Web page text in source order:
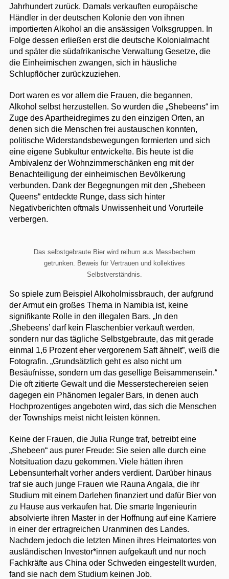
Jahrhundert zurück. Damals verkauften europäische
Händler in der deutschen Kolonie den von ihnen
importierten Alkohol an die ansässigen Volksgruppen. In
Folge dessen erließen erst die deutsche Kolonialmacht
und später die südafrikanische Verwaltung Gesetze, die
die Einheimischen zwangen, sich in häusliche
Schlupflöcher zurückzuziehen.
Dort waren es vor allem die Frauen, die begannen,
Alkohol selbst herzustellen. So wurden die „Shebeens“ im
Zuge des Apartheidregimes zu den einzigen Orten, an
denen sich die Menschen frei austauschen konnten,
politische Widerstandsbewegungen formierten und sich
eine eigene Subkultur entwickelte. Bis heute ist die
Ambivalenz der Wohnzimmerschänken eng mit der
Benachteiligung der einheimischen Bevölkerung
verbunden. Dank der Begegnungen mit den „Shebeen
Queens“ entdeckte Runge, dass sich hinter
Negativberichten oftmals Unwissenheit und Vorurteile
verbergen.
Das selbstgebraute Bier wird reihum aus Messbechern
getrunken. Beweis für Vertrauen und kollektives
Selbstverständnis.
So spiele zum Beispiel Alkoholmissbrauch, der aufgrund
der Armut ein großes Thema in Namibia ist, keine
signifikante Rolle in den illegalen Bars. „In den
‚Shebeens’ darf kein Flaschenbier verkauft werden,
sondern nur das tägliche Selbstgebraute, das mit gerade
einmal 1,6 Prozent eher vergorenem Saft ähnelt”, weiß die
Fotografin. „Grundsätzlich geht es also nicht um
Besäufnisse, sondern um das gesellige Beisammensein.“
Die oft zitierte Gewalt und die Messerstechereien seien
dagegen ein Phänomen legaler Bars, in denen auch
Hochprozentiges angeboten wird, das sich die Menschen
der Townships meist nicht leisten können.
Keine der Frauen, die Julia Runge traf, betreibt eine
„Shebeen“ aus purer Freude: Sie seien alle durch eine
Notsituation dazu gekommen. Viele hätten ihren
Lebensunterhalt vorher anders verdient. Darüber hinaus
traf sie auch junge Frauen wie Rauna Angala, die ihr
Studium mit einem Darlehen finanziert und dafür Bier von
zu Hause aus verkaufen hat. Die smarte Ingenieurin
absolvierte ihren Master in der Hoffnung auf eine Karriere
in einer der ertragreichen Uranminen des Landes.
Nachdem jedoch die letzten Minen ihres Heimatortes von
ausländischen Investor*innen aufgekauft und nur noch
Fachkräfte aus China oder Schweden eingestellt wurden,
fand sie nach dem Studium keinen Job.